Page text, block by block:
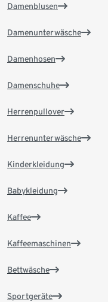
Damenblusen
Damenunterwäsche
Damenhosen
Damenschuhe
Herrenpullover
Herrenunterwäsche
Kinderkleidung
Babykleidung
Kaffee
Kaffeemaschinen
Bettwäsche
Sportgeräte